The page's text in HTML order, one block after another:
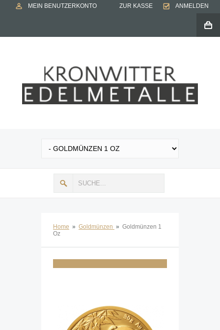
MEIN BENUTZERKONTO ZUR KASSE ANMELDEN
Home » Goldmünzen » Goldmünzen 1
Oz